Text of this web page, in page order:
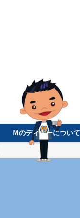
Ｍのディナーについて